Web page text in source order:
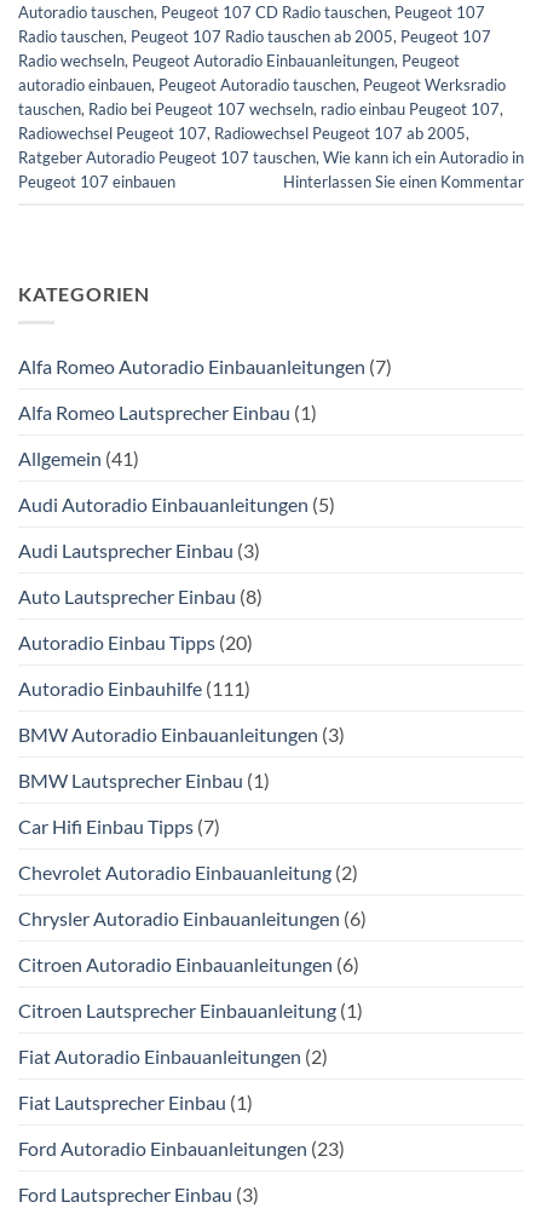
Autoradio tauschen, Peugeot 107 CD Radio tauschen, Peugeot 107
Radio tauschen, Peugeot 107 Radio tauschen ab 2005, Peugeot 107
Radio wechseln, Peugeot Autoradio Einbauanleitungen, Peugeot
autoradio einbauen, Peugeot Autoradio tauschen, Peugeot Werksradio
tauschen, Radio bei Peugeot 107 wechseln, radio einbau Peugeot 107,
Radiowechsel Peugeot 107, Radiowechsel Peugeot 107 ab 2005,
Ratgeber Autoradio Peugeot 107 tauschen, Wie kann ich ein Autoradio in
Peugeot 107 einbauen
Hinterlassen Sie einen Kommentar
KATEGORIEN
Alfa Romeo Autoradio Einbauanleitungen (7)
Alfa Romeo Lautsprecher Einbau (1)
Allgemein (41)
Audi Autoradio Einbauanleitungen (5)
Audi Lautsprecher Einbau (3)
Auto Lautsprecher Einbau (8)
Autoradio Einbau Tipps (20)
Autoradio Einbauhilfe (111)
BMW Autoradio Einbauanleitungen (3)
BMW Lautsprecher Einbau (1)
Car Hifi Einbau Tipps (7)
Chevrolet Autoradio Einbauanleitung (2)
Chrysler Autoradio Einbauanleitungen (6)
Citroen Autoradio Einbauanleitungen (6)
Citroen Lautsprecher Einbauanleitung (1)
Fiat Autoradio Einbauanleitungen (2)
Fiat Lautsprecher Einbau (1)
Ford Autoradio Einbauanleitungen (23)
Ford Lautsprecher Einbau (3)